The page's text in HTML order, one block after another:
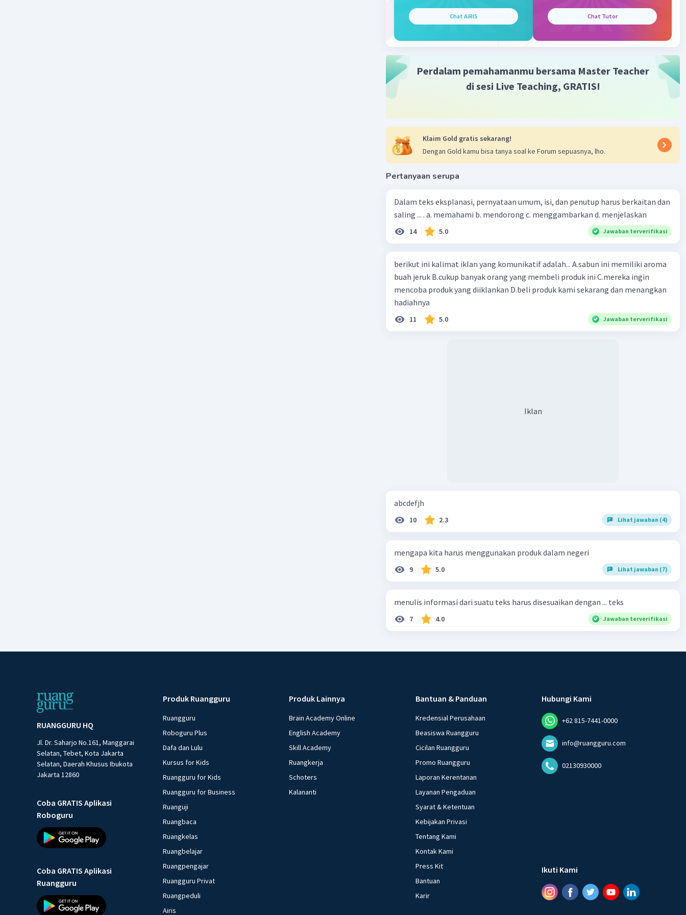
Chat AiRIS Chat Tutor
Perdalam pemahamanmu bersama Master Teacher
di sesi Live Teaching, GRATIS!
Klaim Gold gratis sekarang!
Dengan Gold kamu bisa tanya soal ke Forum sepuasnya, lho.
Pertanyaan serupa
Dalam teks eksplanasi, pernyataan umum, isi, dan penutup harus berkaitan dan
saling ... . a. memahami b. mendorong c. menggambarkan d. menjelaskan
14 5.0 Jawaban terverifikasi
berikut ini kalimat iklan yang komunikatif adalah... A.sabun ini memiliki aroma
buah jeruk B.cukup banyak orang yang membeli produk ini C.mereka ingin
mencoba produk yang diiklankan D.beli produk kami sekarang dan menangkan
hadiahnya
11 5.0 Jawaban terverifikasi
Iklan
abcdefjh
10 2.3 Lihat jawaban (4)
mengapa kita harus menggunakan produk dalam negeri
9 5.0 Lihat jawaban (7)
menulis informasi dari suatu teks harus disesuaikan dengan ... teks
7 4.0 Jawaban terverifikasi
RUANGGURU HQ
Jl. Dr. Saharjo No.161, Manggarai
Selatan, Tebet, Kota Jakarta
Selatan, Daerah Khusus Ibukota
Jakarta 12860
Coba GRATIS Aplikasi
Roboguru
Coba GRATIS Aplikasi
Ruangguru
Produk Ruangguru
Ruangguru
Roboguru Plus
Dafa dan Lulu
Kursus for Kids
Ruangguru for Kids
Ruangguru for Business
Ruanguji
Ruangbaca
Ruangkelas
Ruangbelajar
Ruangpengajar
Ruangguru Privat
Ruangpeduli
Airis
Produk Lainnya
Brain Academy Online
English Academy
Skill Academy
Ruangkerja
Schoters
Kalananti
Bantuan & Panduan
Kredensial Perusahaan
Beasiswa Ruangguru
Cicilan Ruangguru
Promo Ruangguru
Laporan Kerentanan
Layanan Pengaduan
Syarat & Ketentuan
Kebijakan Privasi
Tentang Kami
Kontak Kami
Press Kit
Bantuan
Karir
Hubungi Kami
+62 815-7441-0000
info@ruangguru.com
02130930000
Ikuti Kami